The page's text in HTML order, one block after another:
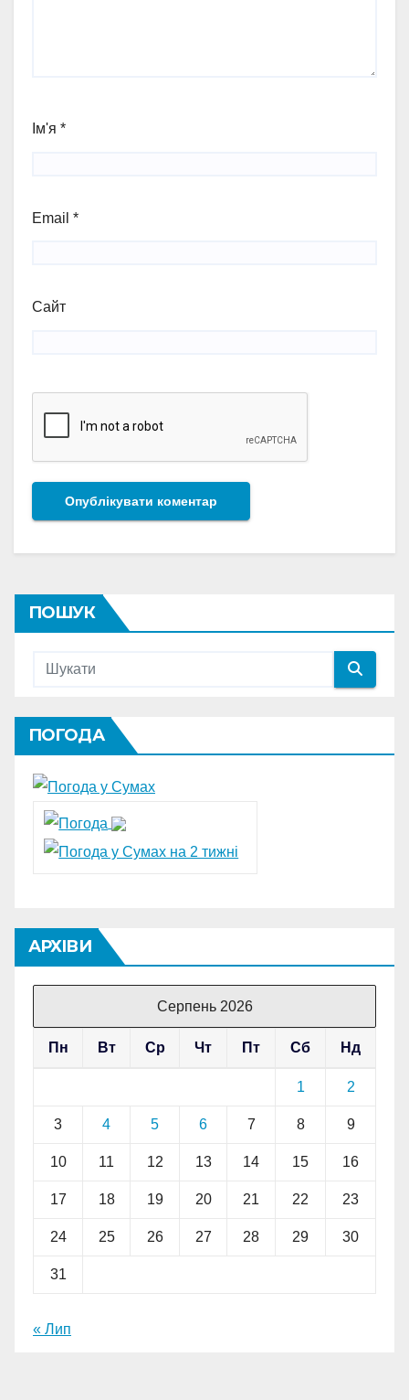
Ім'я *
Email *
Сайт
ПОШУК
ПОГОДА
АРХІВИ
Серпень 2026
Пн Вт Ср Чт Пт Сб Нд
1 2
3 4 5 6 7 8 9
10 11 12 13 14 15 16
17 18 19 20 21 22 23
24 25 26 27 28 29 30
31
« Лип